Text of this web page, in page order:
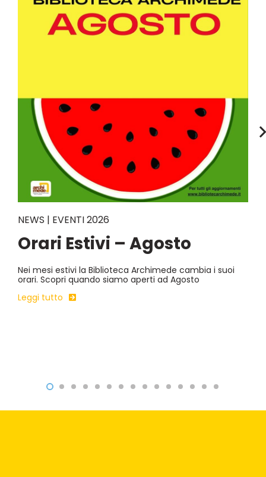
NEWS | EVENTI 2026
Orari Estivi – Agosto
Nei mesi estivi la Biblioteca Archimede cambia i suoi
orari. Scopri quando siamo aperti ad Agosto
Leggi tutto